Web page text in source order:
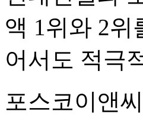
액 1위와 2
어서도 적극
포스코이앤